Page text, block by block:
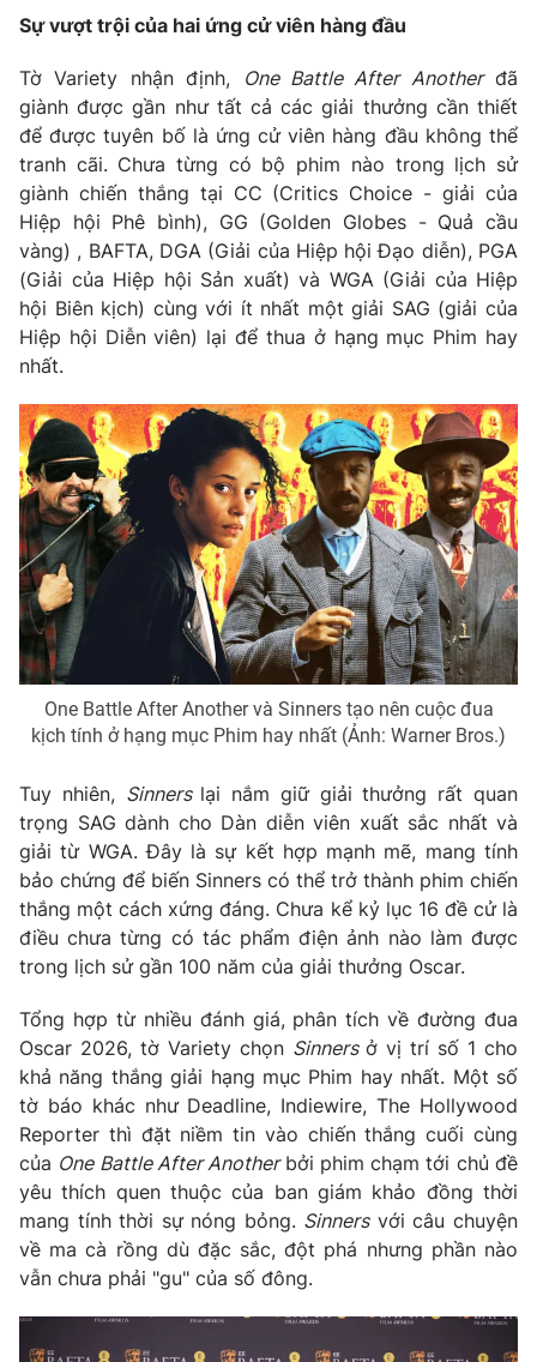
Học trực tuyến
Hitech Công nghệ tương lai
Sản phẩm
Thị trường
Tư vấn
Lịch phát sóng
Chuyên mục khác
Emagazine Podcast
Photo Infographic
VTV Money VTV Thể thao
VTV Sức khoẻ Bất động sản
Thị trường 24h Tấm lòng Việt
VTV4 Vươn mình bằng AI
VTV9 VTV8
Liên hệ tòa soạn English
THỜI BÁO VTV
Theo dõi báo trên
Cơ quan chủ quản:Đài Truyền hình Việt Nam
Cơ quan báo chí:Thời báo VTV
Giấy phép hoạt động báo in và báo điện tử số 483/GP-BTTTT
cấp ngày 29/12/2023
Tổng Biên tập:Vũ Thanh Thủy
Phó Tổng Biên tập:
Nguyễn Thị Mỹ Hạnh, Phạm Quốc Thắng,
Nguyễn Trọng Ninh
Tổng đài VTV:
024.38 355 931 - 024.38 355 932
024.66 897 897
Sự vượt trội của hai ứng cử viên hàng đầu
Tờ Variety nhận định, One Battle After Anotherđã
giành được gần như tất cả các giải thưởng cần thiết
để được tuyên bố là ứng cử viên hàng đầu không thể
tranh cãi. Chưa từng có bộ phim nào trong lịch sử
giành chiến thắng tại CC (Critics Choice - giải của
Hiệp hội Phê bình), GG (Golden Globes - Quả cầu
vàng) , BAFTA, DGA (Giải của Hiệp hội Đạo diễn), PGA
(Giải của Hiệp hội Sản xuất) và WGA (Giải của Hiệp
hội Biên kịch) cùng với ít nhất một giải SAG (giải của
Hiệp hội Diễn viên) lại để thua ở hạng mục Phim hay
nhất.
One Battle After Another và Sinners tạo nên cuộc đua
kịch tính ở hạng mục Phim hay nhất (Ảnh: Warner Bros.)
Tuy nhiên, Sinners lại nắm giữ giải thưởng rất quan
trọng SAG dành cho Dàn diễn viên xuất sắc nhất và
giải từ WGA. Đây là sự kết hợp mạnh mẽ, mang tính
bảo chứng để biến Sinners có thể trở thành phim chiến
thắng một cách xứng đáng. Chưa kể kỷ lục 16 đề cử là
điều chưa từng có tác phẩm điện ảnh nào làm được
trong lịch sử gần 100 năm của giải thưởng Oscar.
Tổng hợp từ nhiều đánh giá, phân tích về đường đua
Oscar 2026, tờ Variety chọn Sinnersở vị trí số 1 cho
khả năng thắng giải hạng mục Phim hay nhất. Một số
tờ báo khác như Deadline, Indiewire, The Hollywood
Reporter thì đặt niềm tin vào chiến thắng cuối cùng
của One Battle After Another bởi phim chạm tới chủ đề
yêu thích quen thuộc của ban giám khảo đồng thời
mang tính thời sự nóng bỏng. Sinnersvới câu chuyện
về ma cà rồng dù đặc sắc, đột phá nhưng phần nào
vẫn chưa phải "gu" của số đông.